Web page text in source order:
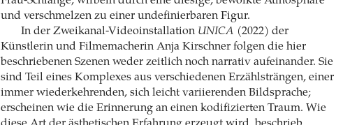
und verschmelzen zu einer undefinierbaren Figur.
In der Zweikanal-Videoinstallation UNICA (2022) der
Künstlerin und Filmemacherin Anja Kirschner folgen die hier
beschriebenen Szenen weder zeitlich noch narrativ aufeinander. Sie
sind Teil eines Komplexes aus verschiedenen Erzählsträngen, einer
immer wiederkehrenden, sich leicht variierenden Bildsprache;
erscheinen wie die Erinnerung an einen kodifizierten Traum. Wie